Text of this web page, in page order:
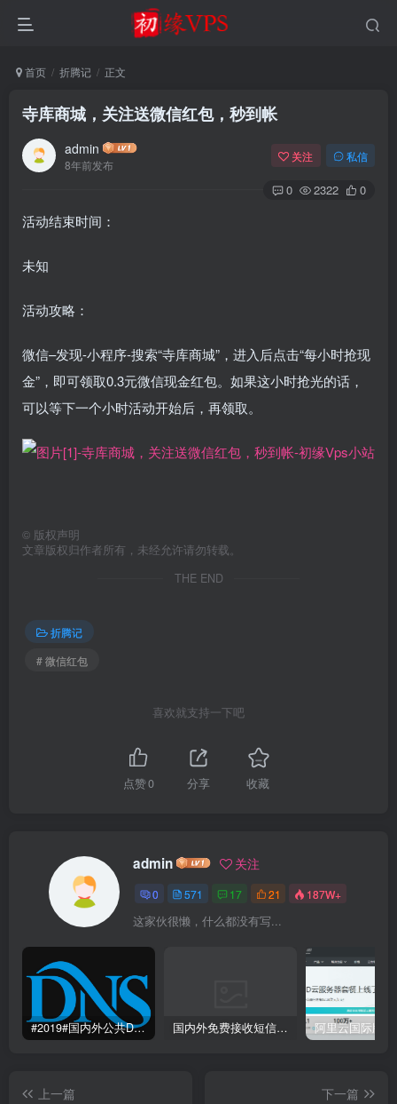
首页 折腾记 正文
寺库商城，关注送微信红包，秒到帐
admin
8年前发布
关注 私信
0 2322 0
活动结束时间：
未知
活动攻略：
微信–发现-小程序-搜索“寺库商城”，进入后点击“每小时抢现
金”，即可领取0.3元微信现金红包。如果这小时抢光的话，
可以等下一个小时活动开始后，再领取。
© 版权声明
文章版权归作者所有，未经允许请勿转载。
THE END
折腾记
# 微信红包
喜欢就支持一下吧
点赞0 分享 收藏
admin 关注
0 571 17 21 187W+
这家伙很懒，什么都没有写...
#2019#国内外公共DNS服务整理汇总-更快更安全更稳定本地DNS解析服务 国内外免费接收短信验证码平台网站
上一篇
下一篇